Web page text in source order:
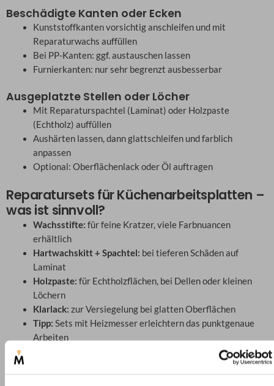
Beschädigte Kanten oder Ecken
Kunststoffkanten vorsichtig anschleifen und mit
Reparaturwachs auffüllen
Bei PP-Kanten: ggf. austauschen lassen
Furnierkanten: nur sehr begrenzt ausbesserbar
Ausgeplatzte Stellen oder Löcher
Mit Reparaturspachtel (Laminat) oder Holzpaste
(Echtholz) auffüllen
Aushärten lassen, dann glattschleifen und farblich
anpassen
Optional: Oberflächenlack oder Öl auftragen
Reparatursets für Küchenarbeitsplatten –
was ist sinnvoll?
Wachsstifte: für feine Kratzer, viele Farbnuancen
erhältlich
Hartwachskitt + Spachtel: bei tieferen Schäden auf
Laminat
Holzpaste: für Echtholzflächen, bei Dellen oder kleinen
Löchern
Klarlack: zur Versiegelung bei glatten Oberflächen
Tipp: Sets mit Heizmesser erleichtern das punktgenaue
Arbeiten
Wann lohnt sich ein Austausch?